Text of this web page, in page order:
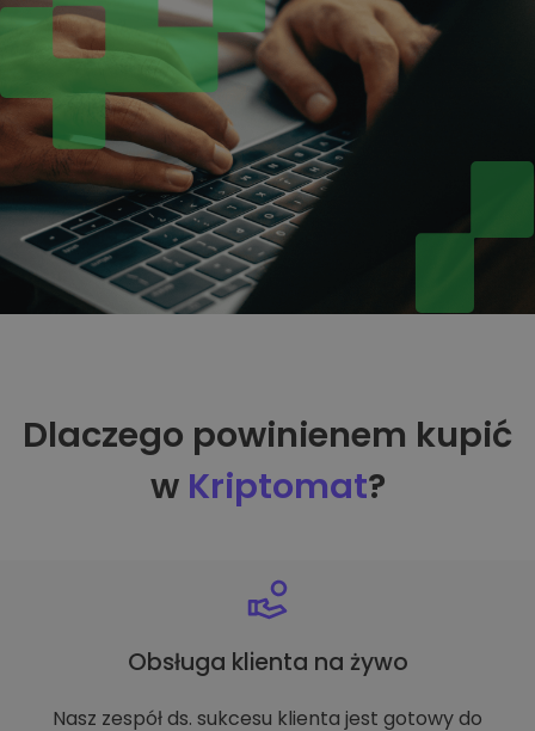
Dlaczego powinienem kupić
w Kriptomat?
Obsługa klienta na żywo
Nasz zespół ds. sukcesu klienta jest gotowy do